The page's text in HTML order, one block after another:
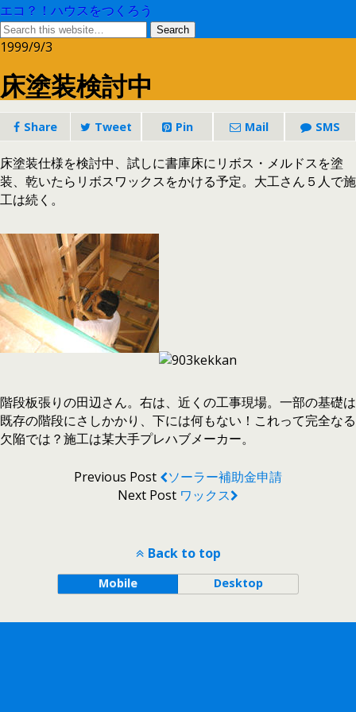
エコ？！ハウスをつくろう
1999/9/3
床塗装検討中
Share Tweet Pin Mail SMS
床塗装仕様を検討中、試しに書庫床にリボス・メルドスを塗
装、乾いたらリボスワックスをかける予定。大工さん５人で施
工は続く。
階段板張りの田辺さん。右は、近くの工事現場。一部の基礎は
既存の階段にさしかかり、下には何もない！これって完全なる
欠陥では？施工は某大手プレハブメーカー。
Previous Post
ソーラー補助金申請
Next Post ワックス
Back to top
Mobile Desktop